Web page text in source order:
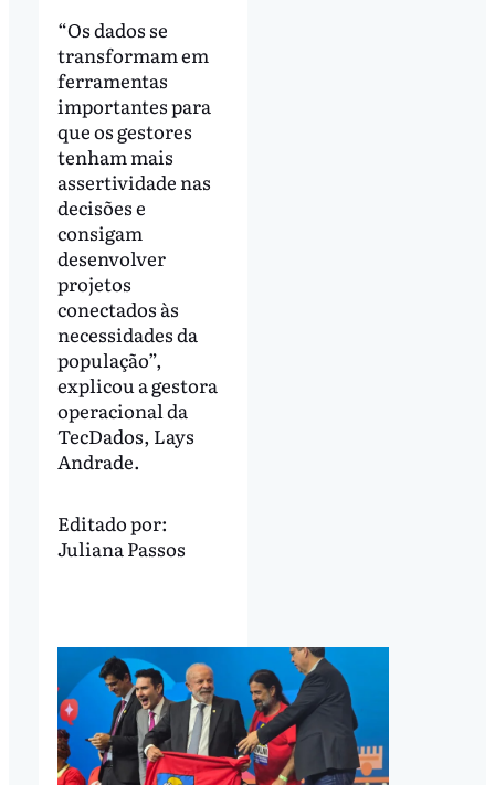
“Os dados se
transformam em
ferramentas
importantes para
que os gestores
tenham mais
assertividade nas
decisões e
consigam
desenvolver
projetos
conectados às
necessidades da
população”,
explicou a gestora
operacional da
TecDados, Lays
Andrade.
Editado por:
Juliana Passos